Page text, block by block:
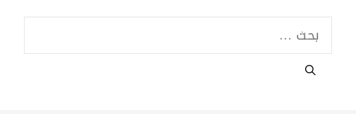
البحث
عن: